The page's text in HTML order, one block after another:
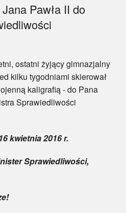
Pawła II do
ostatni żyjący gimnazjalny
kilku tygodniami skierował
kaligrafią - do Pana
Sprawiedliwości
kwietnia 2016 r.
Sprawiedliwości,